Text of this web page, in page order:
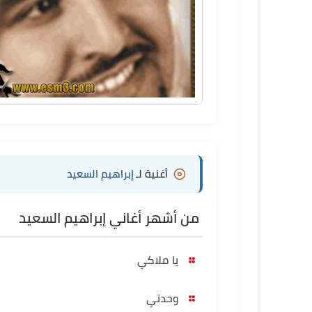
أغنية لـ إبراهيم السعيد
من أشهر أغاني إبراهيم السعيد
يا ملاكي
وحدتي